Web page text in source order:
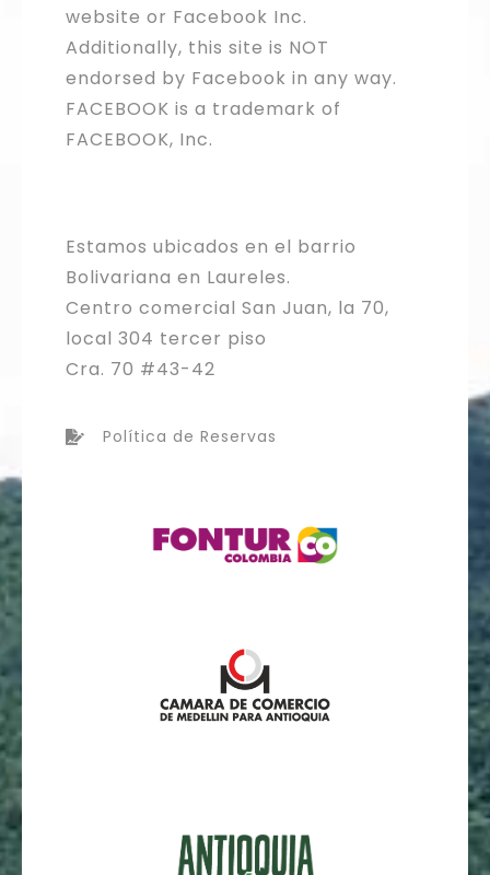
website or Facebook Inc.
Additionally, this site is NOT
endorsed by Facebook in any way.
FACEBOOK is a trademark of
FACEBOOK, Inc.
Estamos ubicados en el barrio
Bolivariana en Laureles.
Centro comercial San Juan, la 70,
local 304 tercer piso
Cra. 70 #43-42
Política de Reservas